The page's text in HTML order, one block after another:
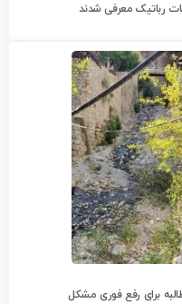
رباتیک معرفی شدند
برای رفع فوری مشکل